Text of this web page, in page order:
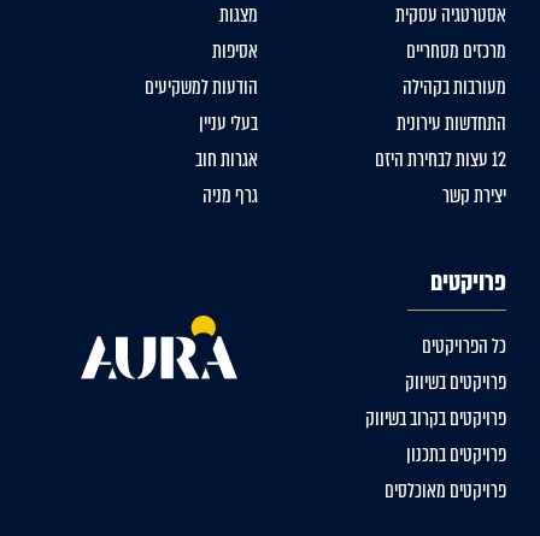
אסטרטגיה עסקית
מרכזים מסחריים
מעורבות בקהילה
התחדשות עירונית
12 עצות לבחירת היזם
יצירת קשר
מצגות
אסיפות
הודעות למשקיעים
בעלי עניין
אגרות חוב
גרף מניה
פרויקטים
כל הפרויקטים
פרויקטים בשיווק
פרויקטים בקרוב בשיווק
פרויקטים בתכנון
פרויקטים מאוכלסים